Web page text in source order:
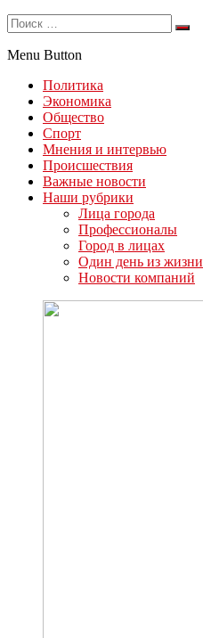
Menu Button
Политика
Экономика
Общество
Спорт
Мнения и интервью
Происшествия
Важные новости
Наши рубрики
Лица города
Профессионалы
Город в лицах
Один день из жизни
Новости компаний